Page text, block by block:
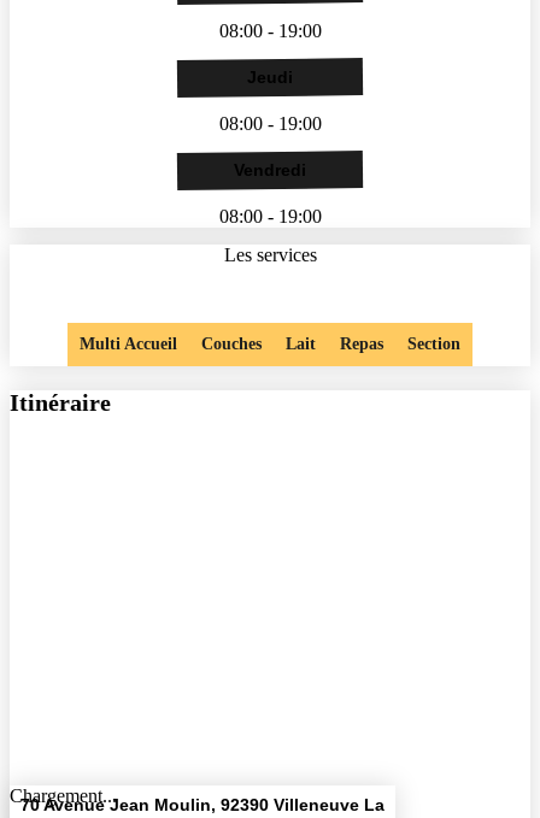
08:00 - 19:00
Jeudi
08:00 - 19:00
Vendredi
08:00 - 19:00
Les services
Multi Accueil Couches Lait Repas Section
Itinéraire
Chargement...
70 Avenue Jean Moulin, 92390 Villeneuve La